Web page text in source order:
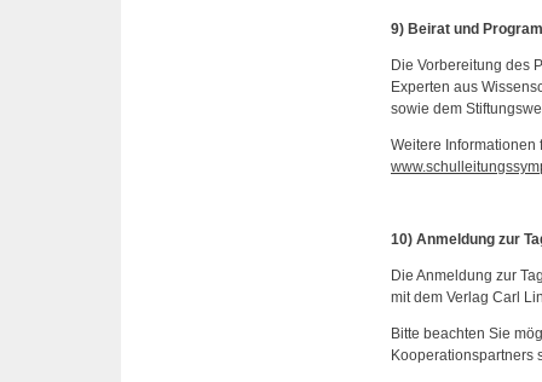
9) Beirat und
Die Vorbereitung des
Experten aus
sowie dem
Weitere
10) Anmeldung zur
Die Anmeldung zur
mit dem Verlag Carl
Bitte beachten Sie
Kooperationspartners